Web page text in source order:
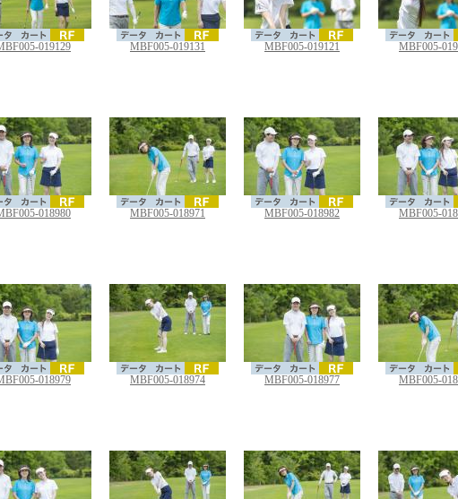
019129 MBF005-019131 MBF005-019121 MBF005-
018980 MBF005-018971 MBF005-018982 MBF005-
018979 MBF005-018974 MBF005-018977 MBF005-